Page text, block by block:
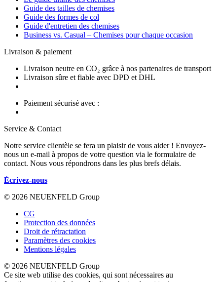
Guide des tailles de chemises
Guide des formes de col
Guide d'entretien des chemises
Business vs. Casual – Chemises pour chaque occasion
Livraison & paiement
Livraison neutre en CO₂ grâce à nos partenaires de transport
Livraison sûre et fiable avec DPD et DHL
Paiement sécurisé avec :
Service & Contact
Notre service clientèle se fera un plaisir de vous aider ! Envoyez-
nous un e-mail à propos de votre question via le formulaire de
contact. Nous vous répondrons dans les plus brefs délais.
Écrivez-nous
© 2026 NEUENFELD Group
CG
Protection des données
Droit de rétractation
Paramètres des cookies
Mentions légales
© 2026 NEUENFELD Group
Ce site web utilise des cookies, qui sont nécessaires au